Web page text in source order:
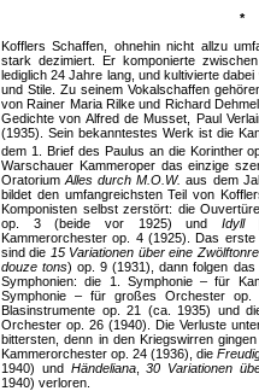
*
Kofflers Schaffen, ohnehin nicht allzu
stark dezimiert. Er komponierte
lediglich 24 Jahre lang, und kultivierte
und Stile. Zu seinem Vokalschaffen
von Rainer Maria Rilke und Richard
Gedichte von Alfred de Musset, Paul
(1935). Sein bekanntestes Werk ist die
dem 1. Brief des Paulus an die Korinther
Warschauer Kammeroper das einzige
OratoriumAlles durch M.O.W. aus dem
bildet den umfangreichsten Teil von
Komponisten selbst zerstört: die Ouvertüre
op. 3 (beide vor 1925) undIdyll
Kammerorchester op. 4 (1925). Das
sind die 15 Variationen über eine
douze tons) op. 9 (1931), dann folgen das
Symphonien: die 1. Symphonie – für
Symphonie – für großes Orchester
Blasinstrumente op. 21 (ca. 1935) und
Orchester op. 26 (1940). Die Verluste
bittersten, denn in den Kriegswirren
Kammerorchester op. 24 (1936), die
1940) und Händeliana,30 Variationen
1940) verloren.